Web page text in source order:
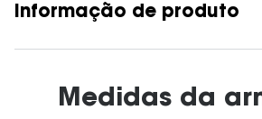
Informação de produto
Medidas da